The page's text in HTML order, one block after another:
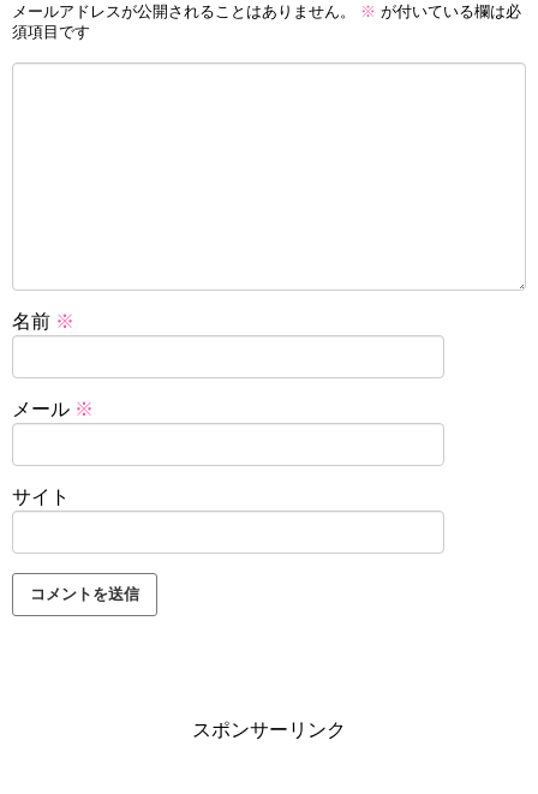
メールアドレスが公開されることはありません。 ※ が付いている欄は必
須項目です
名前 ※
メール ※
サイト
スポンサーリンク